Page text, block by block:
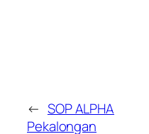
← SOP ALPHA
Pekalongan